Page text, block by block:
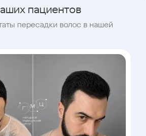
пациентов
пересадки волос в нашей